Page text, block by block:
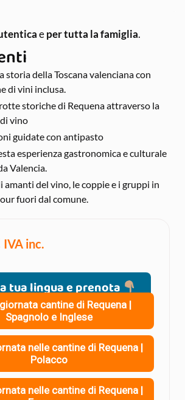
eper tutta la famiglia.
storia della Toscana valenciana con
di vini inclusa.
storiche di Requena attraverso la
vino
guidate con antipasto
esperienza gastronomica e culturale
Valencia.
amanti del vino, le coppie e i gruppi in
fuori dal comune.
IVA inc.
tua lingua e prenota